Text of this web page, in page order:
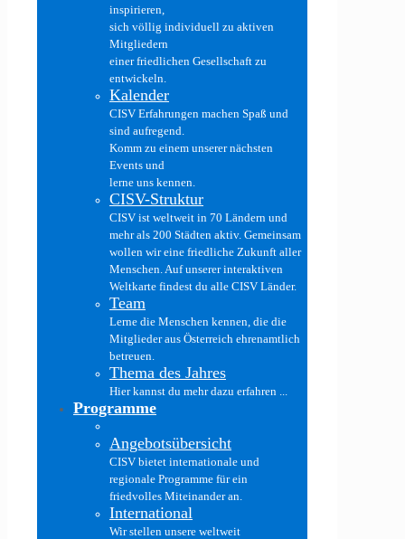
inspirieren,
sich völlig individuell zu aktiven
Mitgliedern
einer friedlichen Gesellschaft zu
entwickeln.
Kalender
CISV Erfahrungen machen Spaß und
sind aufregend.
Komm zu einem unserer nächsten
Events und
lerne uns kennen.
CISV-Struktur
CISV ist weltweit in 70 Ländern und
mehr als 200 Städten aktiv. Gemeinsam
wollen wir eine friedliche Zukunft aller
Menschen. Auf unserer interaktiven
Weltkarte findest du alle CISV Länder.
Team
Lerne die Menschen kennen, die die
Mitglieder aus Österreich ehrenamtlich
betreuen.
Thema des Jahres
Hier kannst du mehr dazu erfahren ...
Programme
Angebotsübersicht
CISV bietet internationale und
regionale Programme für ein
friedvolles Miteinander an.
International
Wir stellen unsere weltweit